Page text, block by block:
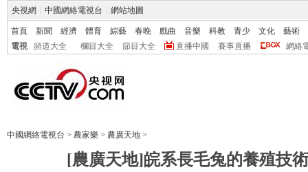
央視網 中國網絡電視台 網站地圖
首頁 新聞 經濟 體育 綜藝 春晚 戲曲 音樂 科教 青少 文化
藝術
電視
頻道大全 欄目大全 節目大全 直播中國 賽事直播 網絡
中國網絡電視台 > 農家樂 > 農廣天地 >
[農廣天地]皖系長毛兔的養殖技術